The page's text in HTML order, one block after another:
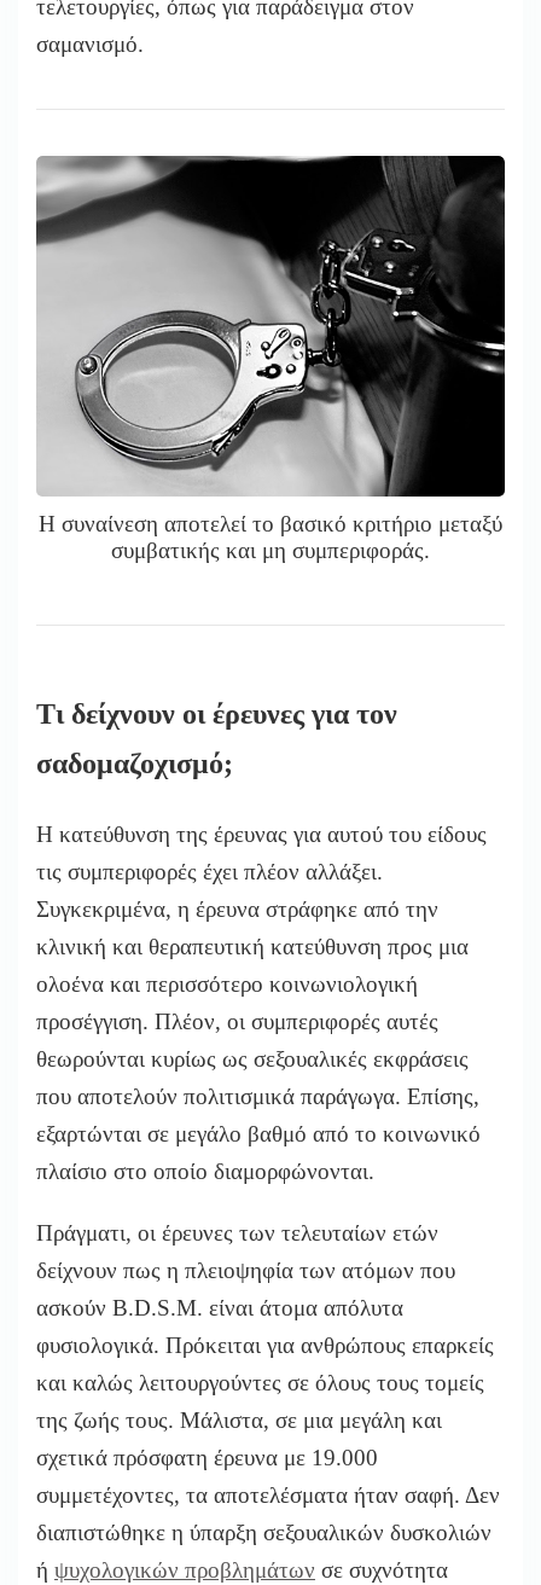
τελετουργίες, όπως για παράδειγμα στον
σαμανισμό.
Η συναίνεση αποτελεί το βασικό κριτήριο μεταξύ
συμβατικής και μη συμπεριφοράς.
Τι δείχνουν οι έρευνες για τον
σαδομαζοχισμό;
Η κατεύθυνση της έρευνας για αυτού του είδους
τις συμπεριφορές έχει πλέον αλλάξει.
Συγκεκριμένα, η έρευνα στράφηκε από την
κλινική και θεραπευτική κατεύθυνση προς μια
ολοένα και περισσότερο κοινωνιολογική
προσέγγιση. Πλέον, οι συμπεριφορές αυτές
θεωρούνται κυρίως ως σεξουαλικές εκφράσεις
που αποτελούν πολιτισμικά παράγωγα. Επίσης,
εξαρτώνται σε μεγάλο βαθμό από το κοινωνικό
πλαίσιο στο οποίο διαμορφώνονται.
Πράγματι, οι έρευνες των τελευταίων ετών
δείχνουν πως η πλειοψηφία των ατόμων που
ασκούν B.D.S.M. είναι άτομα απόλυτα
φυσιολογικά. Πρόκειται για ανθρώπους επαρκείς
και καλώς λειτουργούντες σε όλους τους τομείς
της ζωής τους. Μάλιστα, σε μια μεγάλη και
σχετικά πρόσφατη έρευνα με 19.000
συμμετέχοντες, τα αποτελέσματα ήταν σαφή. Δεν
διαπιστώθηκε η ύπαρξη σεξουαλικών δυσκολιών
ή ψυχολογικών προβλημάτων σε συχνότητα